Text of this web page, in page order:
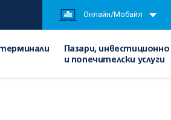
Онлайн/Мобайл
Пазари,
и попечителски услуги